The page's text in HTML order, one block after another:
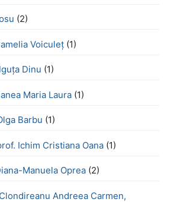
(2)
Voiculeț (1)
Dinu (1)
Maria Laura (1)
Barbu (1)
Ichim Cristiana Oana (1)
Manuela Oprea (2)
Andreea Carmen,